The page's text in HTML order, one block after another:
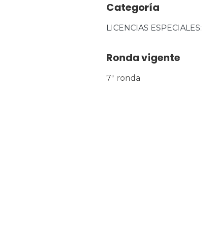
Categoría
LICENCIAS ESPECIALES
Ronda vigente
7ª ronda